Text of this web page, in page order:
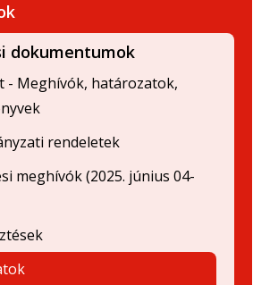
dokumentumok
- Meghívók, határozatok,
rendeletek
meghívók (2025. június 04-